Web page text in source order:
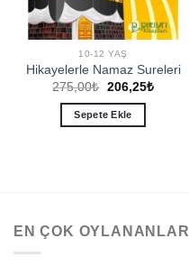
10-12 YAŞ
Hikayelerle Namaz Sureleri
275,00₺ Orijinal
275,00₺.
206,25₺Şu
Sepete Ekle
EN ÇOK OYLANANLAR